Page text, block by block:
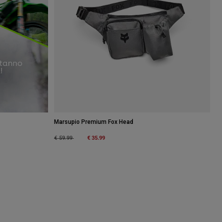
Marsupio Premium Fox Head
Price reduced from
€ 59.99to € 35.99